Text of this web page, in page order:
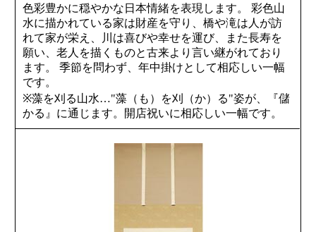
色彩豊かに穏やかな日本情緒を表現します。 彩色山
水に描かれている家は財産を守り、橋や滝は人が訪
れて家が栄え、川は喜びや幸せを運び、また長寿を
願い、老人を描くものと古来より言い継がれており
ます。 季節を問わず、年中掛けとして相応しい一幅
です。
※藻を刈る山水…"藻（も）を刈（か）る"姿が、『儲
かる』に通じます。開店祝いに相応しい一幅です。